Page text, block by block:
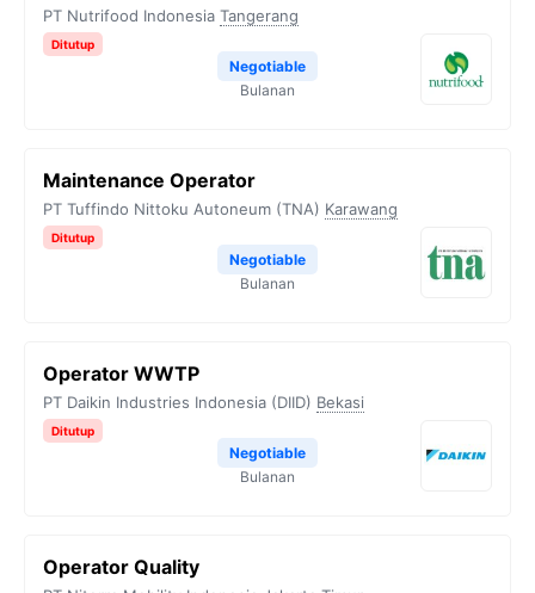
PT Nutrifood Indonesia Tangerang
Ditutup
Negotiable
Bulanan
Maintenance Operator
PT Tuffindo Nittoku Autoneum (TNA) Karawang
Ditutup
Negotiable
Bulanan
Operator WWTP
PT Daikin Industries Indonesia (DIID) Bekasi
Ditutup
Negotiable
Bulanan
Operator Quality